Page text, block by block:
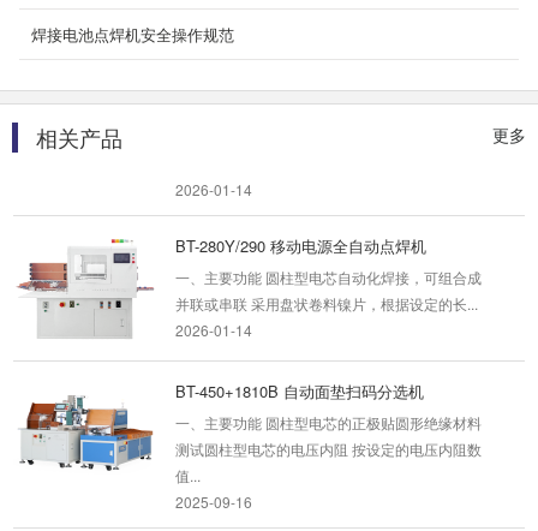
焊接电池点焊机安全操作规范
更多
相关产品
2026-01-14
一 、功能说明 BT-DP1028分选机是刀片锂电池
2026-01-14
BT-280Y/290 移动电源全自动点焊机
一、主要功能 圆柱型电芯自动化焊接，可组合成
并联或串联 采用盘状卷料镍片，根据设定的长...
2026-01-14
BT-450+1810B 自动面垫扫码分选机
一、主要功能 圆柱型电芯的正极贴圆形绝缘材料
测试圆柱型电芯的电压内阻 按设定的电压内阻数
值...
2025-09-16